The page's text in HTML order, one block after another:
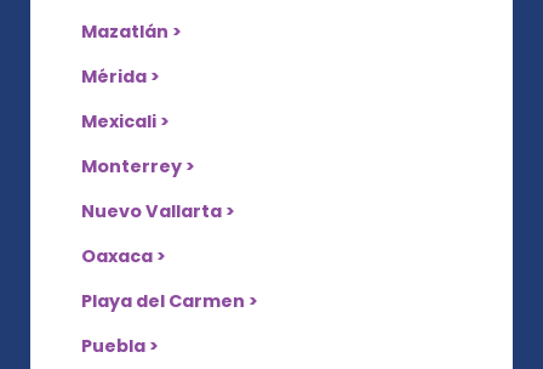
Mazatlán >
Mérida >
Mexicali >
Monterrey >
Nuevo Vallarta >
Oaxaca >
Playa del Carmen >
Puebla >